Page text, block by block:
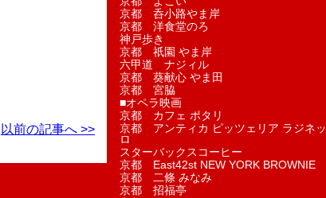
以前の記事へ >>
京都 呑小路やま岸
京都 洋食堂のろ
神戸歩き
京都 祇園 やま岸
六甲道 ナジィル
京都 葵献心 やま田
京都 宮脇
■オペラ映画
京都 カフェ ポタリ
京都 アンティカ ピッツェリア ラジネッ
ロ
スターバックスコーヒー
京都 East42st NEW YORK BROWNIE
京都 二條 みなみ
京都 招福亭